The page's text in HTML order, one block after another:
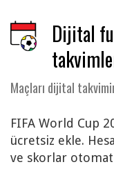
Dijital
Maçları dijital
FIFA World Cup
ücretsiz ekle.
ve skorlar